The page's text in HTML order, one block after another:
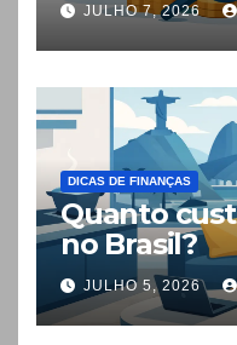
JULHO 7, 2026
DICAS DE FINANÇAS
Quanto
no Brasil?
JULHO 5, 2026